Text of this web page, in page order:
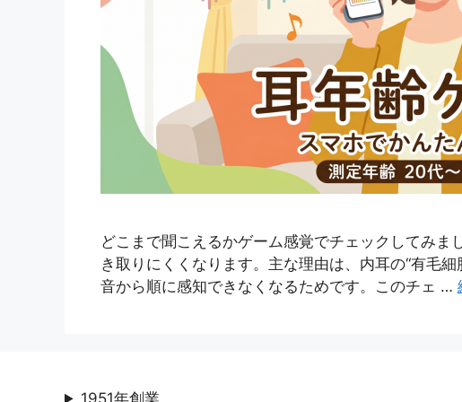
どこまで聞こえるかゲーム感覚でチェックしてみま
き取りにくくなります。主な理由は、内耳の“有毛
音から順に感知できなくなるためです。このチェ …
1951年創業